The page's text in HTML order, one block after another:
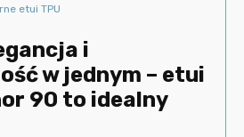
etui TPU
i
w jednym – etui
90 to idealny